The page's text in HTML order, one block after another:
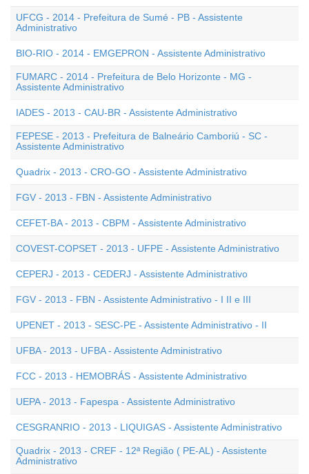
UFCG - 2014 - Prefeitura de Sumé - PB - Assistente
Administrativo
BIO-RIO - 2014 - EMGEPRON - Assistente Administrativo
FUMARC - 2014 - Prefeitura de Belo Horizonte - MG -
Assistente Administrativo
IADES - 2013 - CAU-BR - Assistente Administrativo
FEPESE - 2013 - Prefeitura de Balneário Camboriú - SC -
Assistente Administrativo
Quadrix - 2013 - CRO-GO - Assistente Administrativo
FGV - 2013 - FBN - Assistente Administrativo
CEFET-BA - 2013 - CBPM - Assistente Administrativo
COVEST-COPSET - 2013 - UFPE - Assistente Administrativo
CEPERJ - 2013 - CEDERJ - Assistente Administrativo
FGV - 2013 - FBN - Assistente Administrativo - I II e III
UPENET - 2013 - SESC-PE - Assistente Administrativo - II
UFBA - 2013 - UFBA - Assistente Administrativo
FCC - 2013 - HEMOBRÁS - Assistente Administrativo
UEPA - 2013 - Fapespa - Assistente Administrativo
CESGRANRIO - 2013 - LIQUIGAS - Assistente Administrativo
Quadrix - 2013 - CREF - 12ª Região ( PE-AL) - Assistente
Administrativo